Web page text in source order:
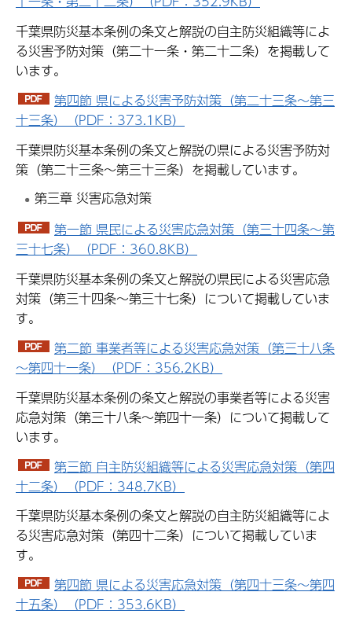
千葉県防災基本条例の条文と解説の自主防災組織等によ
る災害予防対策（第二十一条・第二十二条）を掲載して
います。
第四節 県による災害予防対策（第二十三条～第三
十三条）（PDF：373.1KB）
千葉県防災基本条例の条文と解説の県による災害予防対
策（第二十三条～第三十三条）を掲載しています。
第三章 災害応急対策
第一節 県民による災害応急対策（第三十四条～第
三十七条）（PDF：360.8KB）
千葉県防災基本条例の条文と解説の県民による災害応急
対策（第三十四条～第三十七条）について掲載していま
す。
第二節 事業者等による災害応急対策（第三十八条
～第四十一条）（PDF：356.2KB）
千葉県防災基本条例の条文と解説の事業者等による災害
応急対策（第三十八条～第四十一条）について掲載して
います。
第三節 自主防災組織等による災害応急対策（第四
十二条）（PDF：348.7KB）
千葉県防災基本条例の条文と解説の自主防災組織等によ
る災害応急対策（第四十二条）について掲載していま
す。
第四節 県による災害応急対策（第四十三条～第四
十五条）（PDF：353.6KB）